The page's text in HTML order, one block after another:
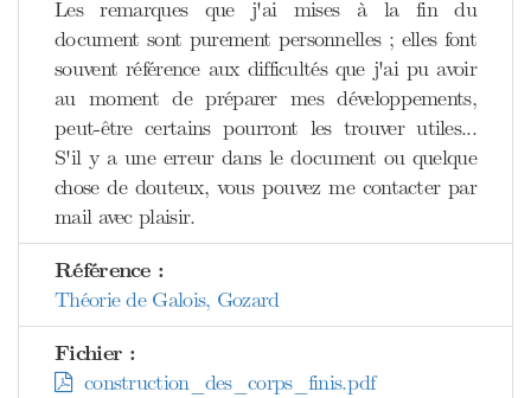
Les remarques que j'ai mises à la fin du
document sont purement personnelles ; elles font
souvent référence aux difficultés que j'ai pu avoir
au moment de préparer mes développements,
peut-être certains pourront les trouver utiles...
S'il y a une erreur dans le document ou quelque
chose de douteux, vous pouvez me contacter par
mail avec plaisir.
Référence :
Théorie de Galois, Gozard
Fichier :
construction_des_corps_finis.pdf